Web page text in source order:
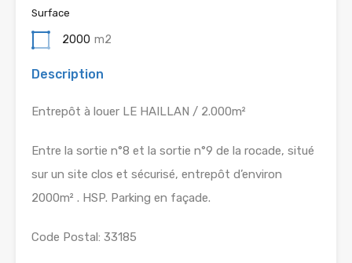
Surface
2000 m2
Description
Entrepôt à louer LE HAILLAN / 2.000m²
Entre la sortie n°8 et la sortie n°9 de la rocade, situé
sur un site clos et sécurisé, entrepôt d’environ
2000m² . HSP. Parking en façade.
Code Postal: 33185